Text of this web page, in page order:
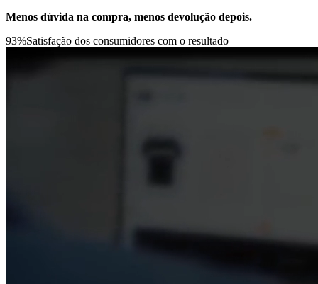
Menos dúvida na compra, menos devolução depois.
93%Satisfação dos consumidores com o resultado